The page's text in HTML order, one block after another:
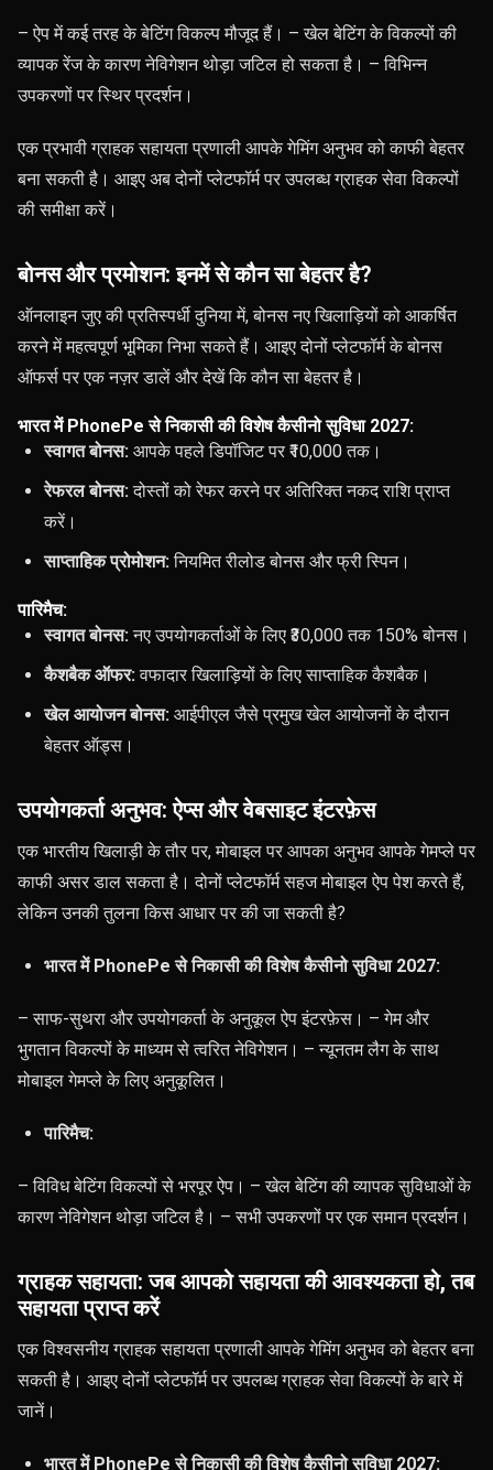
– ऐप में कई तरह के बेटिंग विकल्प मौजूद हैं। – खेल बेटिंग के विकल्पों की
व्यापक रेंज के कारण नेविगेशन थोड़ा जटिल हो सकता है। – विभिन्न
उपकरणों पर स्थिर प्रदर्शन।
एक प्रभावी ग्राहक सहायता प्रणाली आपके गेमिंग अनुभव को काफी बेहतर
बना सकती है। आइए अब दोनों प्लेटफॉर्म पर उपलब्ध ग्राहक सेवा विकल्पों
की समीक्षा करें।
बोनस और प्रमोशन: इनमें से कौन सा बेहतर है?
ऑनलाइन जुए की प्रतिस्पर्धी दुनिया में, बोनस नए खिलाड़ियों को आकर्षित
करने में महत्वपूर्ण भूमिका निभा सकते हैं। आइए दोनों प्लेटफॉर्म के बोनस
ऑफर्स पर एक नज़र डालें और देखें कि कौन सा बेहतर है।
भारत में PhonePe से निकासी की विशेष कैसीनो सुविधा 2027:
स्वागत बोनस: आपके पहले डिपॉजिट पर ₹10,000 तक।
रेफरल बोनस:दोस्तों को रेफर करने पर अतिरिक्त नकद राशि प्राप्त
करें।
साप्ताहिक प्रोमोशन:नियमित रीलोड बोनस और फ्री स्पिन।
पारिमैच:
स्वागत बोनस:नए उपयोगकर्ताओं के लिए ₹30,000 तक 150% बोनस।
कैशबैक ऑफर:वफादार खिलाड़ियों के लिए साप्ताहिक कैशबैक।
खेल आयोजन बोनस: आईपीएल जैसे प्रमुख खेल आयोजनों के दौरान
बेहतर ऑड्स।
उपयोगकर्ता अनुभव: ऐप्स और वेबसाइट इंटरफ़ेस
एक भारतीय खिलाड़ी के तौर पर, मोबाइल पर आपका अनुभव आपके गेमप्ले पर
काफी असर डाल सकता है। दोनों प्लेटफॉर्म सहज मोबाइल ऐप पेश करते हैं,
लेकिन उनकी तुलना किस आधार पर की जा सकती है?
भारत में PhonePe से निकासी की विशेष कैसीनो सुविधा 2027:
– साफ-सुथरा और उपयोगकर्ता के अनुकूल ऐप इंटरफ़ेस। – गेम और
भुगतान विकल्पों के माध्यम से त्वरित नेविगेशन। – न्यूनतम लैग के साथ
मोबाइल गेमप्ले के लिए अनुकूलित।
पारिमैच:
– विविध बेटिंग विकल्पों से भरपूर ऐप। – खेल बेटिंग की व्यापक सुविधाओं के
कारण नेविगेशन थोड़ा जटिल है। – सभी उपकरणों पर एक समान प्रदर्शन।
ग्राहक सहायता: जब आपको सहायता की आवश्यकता हो, तब
सहायता प्राप्त करें
एक विश्वसनीय ग्राहक सहायता प्रणाली आपके गेमिंग अनुभव को बेहतर बना
सकती है। आइए दोनों प्लेटफॉर्म पर उपलब्ध ग्राहक सेवा विकल्पों के बारे में
जानें।
भारत में PhonePe से निकासी की विशेष कैसीनो सुविधा 2027: